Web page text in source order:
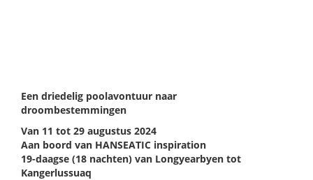
Een driedelig poolavontuur naar
droombestemmingen
Van 11 tot 29 augustus 2024
Aan boord van HANSEATIC inspiration
19-daagse (18 nachten) van Longyearbyen tot
Kangerlussuaq